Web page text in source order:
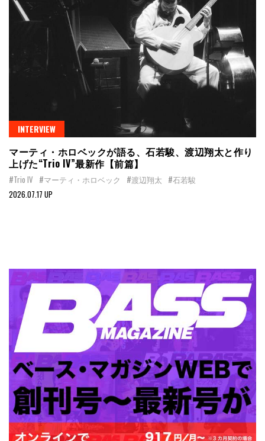
INTERVIEW
マーティ・ホロベックが語る、石若駿、渡辺翔太と作り
上げた“Trio IV”最新作【前篇】
#Trio IV #マーティ・ホロベック #渡辺翔太 #石若駿
2026.07.17 UP